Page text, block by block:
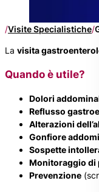
/Visite Specialistiche/
La visita
Quando è utile?
Dolori
Reflusso
Alterazioni
Gonfiore
Sospette
Monitoraggio di
Prevenzione